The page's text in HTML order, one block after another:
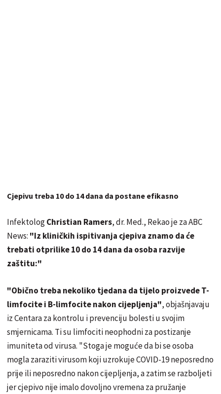
Cjepivu treba 10 do 14 dana da postane efikasno
InfektologChristian Ramers, dr. Med., Rekao je za ABC
News: "Iz kliničkih ispitivanja cjepiva znamo da će
trebati otprilike 10 do 14 dana da osoba razvije
zaštitu:"
"Obično treba nekoliko tjedana da tijelo proizvede T-
limfocite i B-limfocite nakon cijepljenja", objašnjavaju
iz Centara za kontrolu i prevenciju bolesti u svojim
smjernicama. Ti su limfociti neophodni za postizanje
imuniteta od virusa. "Stoga je moguće da bi se osoba
mogla zaraziti virusom koji uzrokuje COVID-19 neposredno
prije ili neposredno nakon cijepljenja, a zatim se razboljeti
jer cjepivo nije imalo dovoljno vremena za pružanje